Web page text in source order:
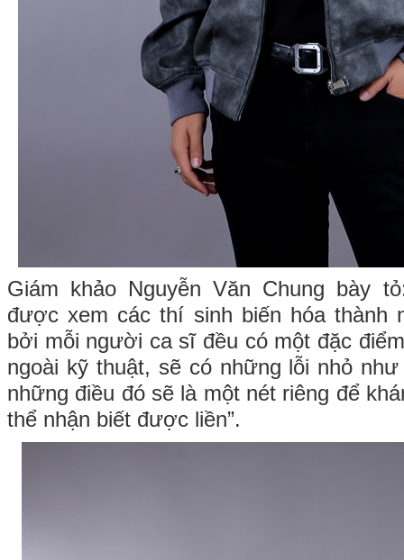
Giám khảo Nguyễn Văn Chung bày
được xem các thí sinh biến hóa thành
bởi mỗi người ca sĩ đều có một đặc
ngoài kỹ thuật, sẽ có những lỗi nhỏ
những điều đó sẽ là một nét riêng để
thể nhận biết được liền”.